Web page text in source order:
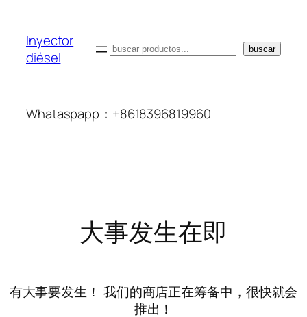
Inyector
diésel
搜
buscar
Whataspapp：+8618396819960
大事发生在即
有大事要发生！ 我们的商店正在筹备中，很快就会
推出！